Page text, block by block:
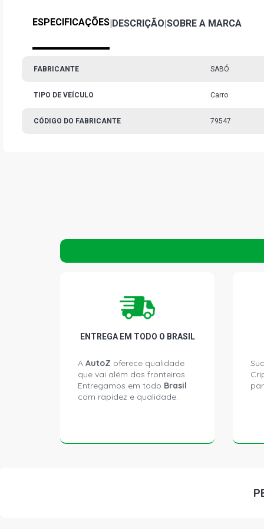
ESPECIFICAÇÕES|DESCRIÇÃO|SOBRE A MARCA
FABRICANTE SABÓ
TIPO DE VEÍCULO Carro
CÓDIGO DO FABRICANTE 79547
ENTREGA EM TODO O BRASIL
A AutoZ oferece qualidade
que vai além das fronteiras.
Entregamos em todo Brasil
com rapidez e qualidade.